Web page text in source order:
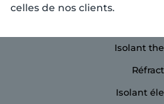
celles de nos clients.
Isolant
Isolant